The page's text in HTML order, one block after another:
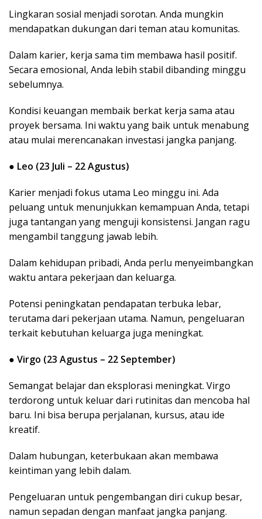
Lingkaran sosial menjadi sorotan. Anda mungkin
mendapatkan dukungan dari teman atau komunitas.
Dalam karier, kerja sama tim membawa hasil positif.
Secara emosional, Anda lebih stabil dibanding minggu
sebelumnya.
Kondisi keuangan membaik berkat kerja sama atau
proyek bersama. Ini waktu yang baik untuk menabung
atau mulai merencanakan investasi jangka panjang.
● Leo (23 Juli – 22 Agustus)
Karier menjadi fokus utama Leo minggu ini. Ada
peluang untuk menunjukkan kemampuan Anda, tetapi
juga tantangan yang menguji konsistensi. Jangan ragu
mengambil tanggung jawab lebih.
Dalam kehidupan pribadi, Anda perlu menyeimbangkan
waktu antara pekerjaan dan keluarga.
Potensi peningkatan pendapatan terbuka lebar,
terutama dari pekerjaan utama. Namun, pengeluaran
terkait kebutuhan keluarga juga meningkat.
● Virgo (23 Agustus – 22 September)
Semangat belajar dan eksplorasi meningkat. Virgo
terdorong untuk keluar dari rutinitas dan mencoba hal
baru. Ini bisa berupa perjalanan, kursus, atau ide
kreatif.
Dalam hubungan, keterbukaan akan membawa
keintiman yang lebih dalam.
Pengeluaran untuk pengembangan diri cukup besar,
namun sepadan dengan manfaat jangka panjang.